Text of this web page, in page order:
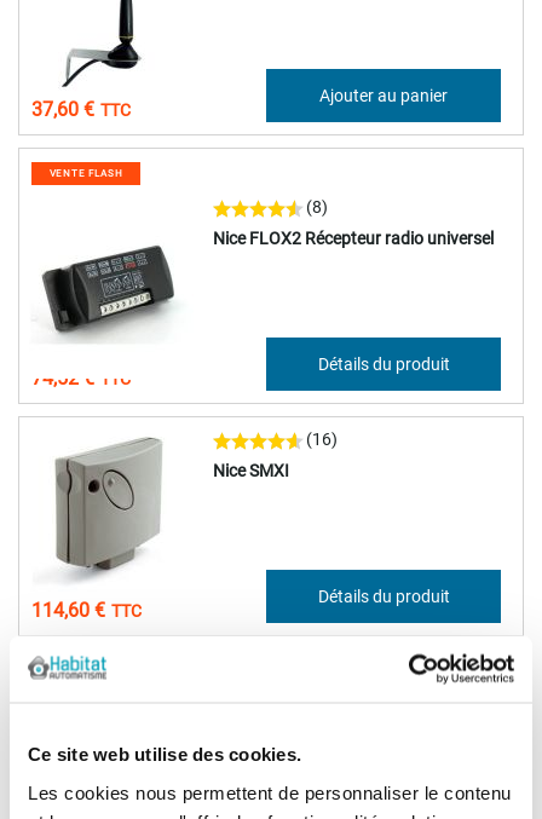
Ce site web utilise des cookies.
Les cookies nous permettent de personnaliser le contenu
37,60 €
31,33 € Ajouter au panier
VENTE FLASH
Nice FLOX2 Récepteur radio universel
(8)
74,52 €
Détails du produit
Nice SMXI
(16)
114,60 €
95,50 € Détails du produit
Récepteur radio universel Nice SMX2R
106,27 € Détails du produit